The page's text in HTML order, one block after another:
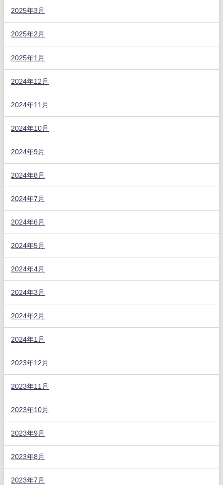
2025年3月
2025年2月
2025年1月
2024年12月
2024年11月
2024年10月
2024年9月
2024年8月
2024年7月
2024年6月
2024年5月
2024年4月
2024年3月
2024年2月
2024年1月
2023年12月
2023年11月
2023年10月
2023年9月
2023年8月
2023年7月